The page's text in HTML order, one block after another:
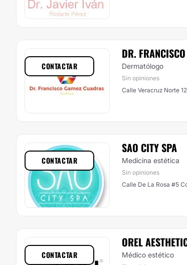
DR.
Dermatólogo
Sin opiniones
Calle Veracruz Norte
CONTACTAR
SAO CITY SPA
Medicina estética
Sin opiniones
Calle De La Rosa #5
CONTACTAR
OREL
Médico estético
CONTACTAR